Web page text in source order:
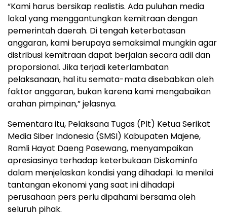
“Kami harus bersikap realistis. Ada puluhan media
lokal yang menggantungkan kemitraan dengan
pemerintah daerah. Di tengah keterbatasan
anggaran, kami berupaya semaksimal mungkin agar
distribusi kemitraan dapat berjalan secara adil dan
proporsional. Jika terjadi keterlambatan
pelaksanaan, hal itu semata-mata disebabkan oleh
faktor anggaran, bukan karena kami mengabaikan
arahan pimpinan,” jelasnya.
Sementara itu, Pelaksana Tugas (Plt) Ketua Serikat
Media Siber Indonesia (SMSI) Kabupaten Majene,
Ramli Hayat Daeng Pasewang, menyampaikan
apresiasinya terhadap keterbukaan Diskominfo
dalam menjelaskan kondisi yang dihadapi. Ia menilai
tantangan ekonomi yang saat ini dihadapi
perusahaan pers perlu dipahami bersama oleh
seluruh pihak.